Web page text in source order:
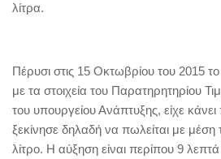
λίτρα.
Πέρυσι στις 15 Οκτωβρίου του 2015
με τα στοιχεία του Παρατηρητηρίου
του υπουργείου Ανάπτυξης, είχε
ξεκίνησε δηλαδή να πωλείται με μέση
λίτρο. Η αύξηση είναι περίπου 9